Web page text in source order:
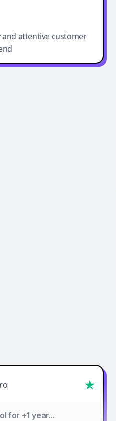
and attentive customer
for +1 year…